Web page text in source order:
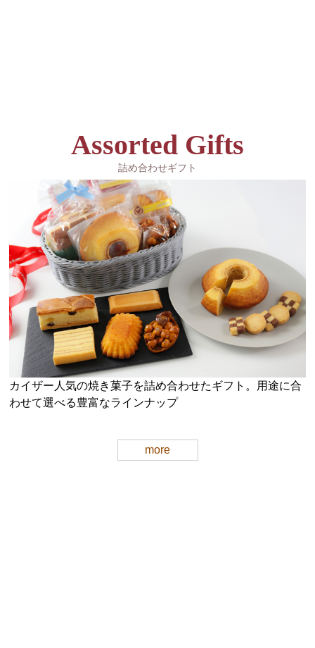
Assorted Gifts
詰め合わせギフト
カイザー人気の焼き菓子を詰め合わせたギフト。用途に合
わせて選べる豊富なラインナップ
more